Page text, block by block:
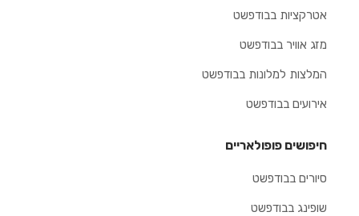
אטרקציות בבודפשט
מזג אוויר בבודפשט
המלצות למלונות בבודפשט
אירועים בבודפשט
חיפושים פופולאריים
סיורים בבודפשט
שופינג בבודפשט